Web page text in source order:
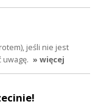
jeśli nie jest
uwagę. » więcej